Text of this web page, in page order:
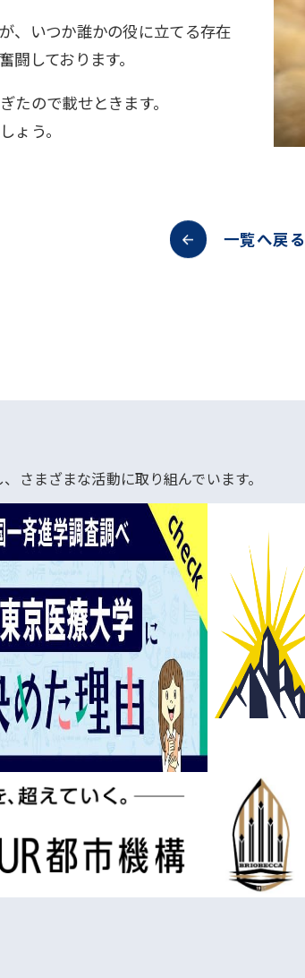
、いつか誰かの役に立てる存在
しております。
たので載せときます。
ょう。
一覧へ戻る
さまざまな活動に取り組んでいます。